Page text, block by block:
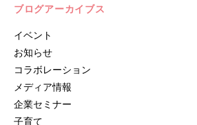
ブログアーカイブス
イベント
お知らせ
コラボレーション
メディア情報
企業セミナー
子育て